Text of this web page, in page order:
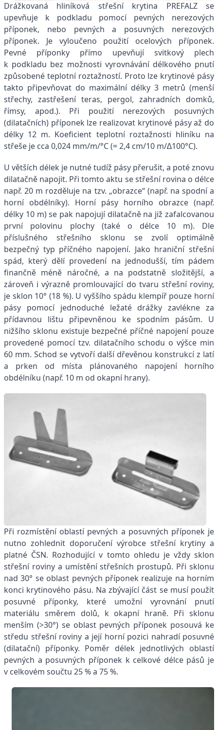
Drážkovaná hliníková střešní krytina PREFALZ se
upevňuje k podkladu pomocí pevných nerezových
příponek, nebo pevných a posuvných nerezových
příponek. Je vyloučeno použití ocelových příponek.
Pevné příponky přímo upevňují svitkový plech
k podkladu bez možnosti vyrovnávání délkového pnutí
způsobené teplotní roztažností. Proto lze krytinové pásy
takto připevňovat do maximální délky 3 metrů (menší
střechy, zastřešení teras, pergol, zahradních domků,
římsy, apod.). Při použití nerezových posuvných
(dilatačních) příponek lze realizovat krytinové pásy až do
délky 12 m. Koeficient teplotní roztažnosti hliníku na
střeše je cca 0,024 mm/m/°C (= 2,4 cm/10 m/∆100°C).
U větších délek je nutné tudíž pásy přerušit, a poté znovu
dilatačně napojit. Při tomto aktu se střešní rovina o délce
např. 20 m rozděluje na tzv. „obrazce“ (např. na spodní a
horní obdélníky). Horní pásy horního obrazce (např.
délky 10 m) se pak napojují dilatačně na již zafalcovanou
první polovinu plochy (také o délce 10 m). Dle
příslušného střešního sklonu se zvolí optimálně
bezpečný typ příčného napojení. Jako hraniční střešní
spád, který dělí provedení na jednodušší, tím pádem
finančně méně náročné, a na podstatně složitější, a
zároveň i výrazně promlouvající do tvaru střešní roviny,
je sklon 10° (18 %). U vyššího spádu klempíř pouze horní
pásy pomocí jednoduché ležaté drážky zavlékne za
přídavnou lištu připevněnou ke spodním pásům. U
nižšího sklonu existuje bezpečné příčné napojení pouze
provedené pomocí tzv. dilatačního schodu o výšce min
60 mm. Schod se vytvoří další dřevěnou konstrukcí z latí
a prken od místa plánovaného napojení horního
obdélníku (např. 10 m od okapní hrany).
Při rozmístění oblastí pevných a posuvných příponek je
nutno zohlednit doporučení výrobce střešní krytiny a
platné ČSN. Rozhodující v tomto ohledu je vždy sklon
střešní roviny a umístění střešních prostupů. Při sklonu
nad 30° se oblast pevných příponek realizuje na horním
konci krytinového pásu. Na zbývající část se musí použít
posuvné příponky, které umožní vyrovnání pnutí
materiálu směrem dolů, k okapní hraně. Při sklonu
menším (>30°) se oblast pevných příponek posouvá ke
středu střešní roviny a její horní pozici nahradí posuvné
(dilatační) příponky. Poměr délek jednotlivých oblastí
pevných a posuvných příponek k celkové délce pásů je
v celkovém součtu 25 % a 75 %.